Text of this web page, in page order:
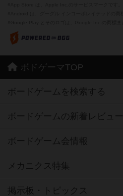
ボドゲーマTOP
ボードゲームを検索する
ボードゲームの新着レビュー
ボードゲーム会情報
メカニクス特集
掲示板・トピックス